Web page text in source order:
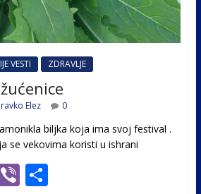
VESTI ZDRAVLJE
Elez 0
biljka koja ima svoj festival .
se vekovima koristi u ishrani
Vi S